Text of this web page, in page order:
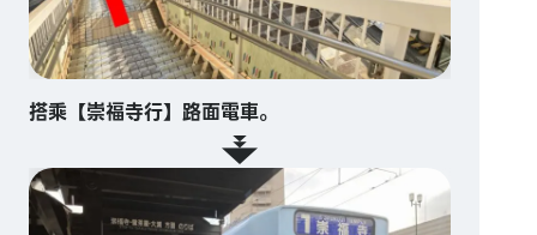
搭乘【崇福寺行】路面電車。